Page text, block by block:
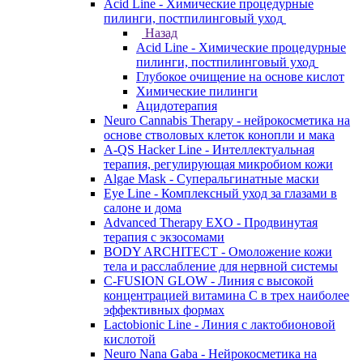
Acid Line - Химические процедурные
пилинги, постпилинговый уход
Назад
Acid Line - Химические процедурные
пилинги, постпилинговый уход
Глубокое очищение на основе кислот
Химические пилинги
Ацидотерапия
Neuro Cannabis Therapy - нейрокосметика на
основе стволовых клеток конопли и мака
A-QS Hacker Line - Интеллектуальная
терапия, регулирующая микробиом кожи
Algae Mask - Суперальгинатные маски
Eye Line - Комплексный уход за глазами в
салоне и дома
Advanced Therapy EXO - Продвинутая
терапия с экзосомами
BODY ARCHITECT - Омоложение кожи
тела и расслабление для нервной системы
C-FUSION GLOW - Линия с высокой
концентрацией витамина C в трех наиболее
эффективных формах
Lactobionic Line - Линия с лактобионовой
кислотой
Neuro Nana Gaba - Нейрокосметика на